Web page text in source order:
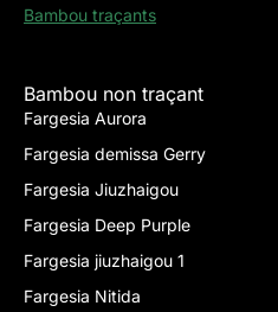
Bambou traçants
Bambou non traçant
Fargesia Aurora
Fargesia demissa Gerry
Fargesia Jiuzhaigou
Fargesia Deep Purple
Fargesia jiuzhaigou 1
Fargesia Nitida